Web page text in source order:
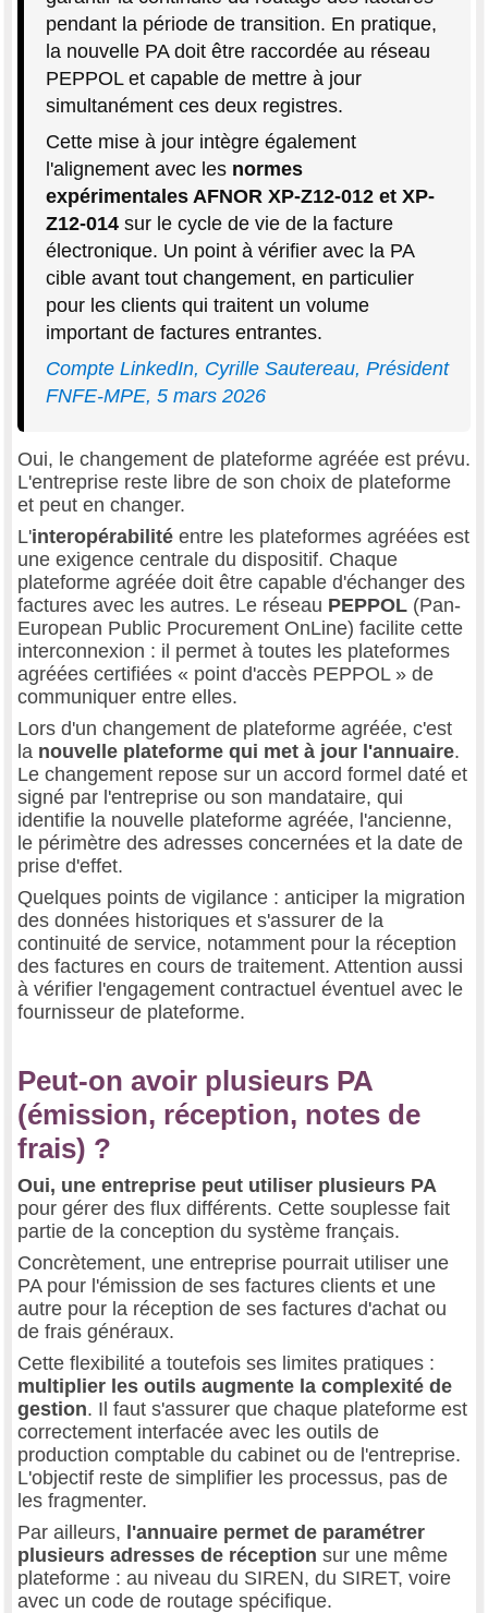
pendant la période de transition. En pratique,
la nouvelle PA doit être raccordée au réseau
PEPPOL et capable de mettre à jour
simultanément ces deux registres.
Cette mise à jour intègre également
l'alignement avec les normes
expérimentales AFNOR XP-Z12-012 et XP-
Z12-014 sur le cycle de vie de la facture
électronique. Un point à vérifier avec la PA
cible avant tout changement, en particulier
pour les clients qui traitent un volume
important de factures entrantes.
Compte LinkedIn, Cyrille Sautereau, Président
FNFE-MPE, 5 mars 2026
Oui, le changement de plateforme agréée est prévu.
L'entreprise reste libre de son choix de plateforme
et peut en changer.
L'interopérabilité entre les plateformes agréées est
une exigence centrale du dispositif. Chaque
plateforme agréée doit être capable d'échanger des
factures avec les autres. Le réseau PEPPOL (Pan-
European Public Procurement OnLine) facilite cette
interconnexion : il permet à toutes les plateformes
agréées certifiées « point d'accès PEPPOL » de
communiquer entre elles.
Lors d'un changement de plateforme agréée, c'est
la nouvelle plateforme qui met à jour l'annuaire.
Le changement repose sur un accord formel daté et
signé par l'entreprise ou son mandataire, qui
identifie la nouvelle plateforme agréée, l'ancienne,
le périmètre des adresses concernées et la date de
prise d'effet.
Quelques points de vigilance : anticiper la migration
des données historiques et s'assurer de la
continuité de service, notamment pour la réception
des factures en cours de traitement. Attention aussi
à vérifier l'engagement contractuel éventuel avec le
fournisseur de plateforme.
Peut-on avoir plusieurs PA
(émission, réception, notes de
frais) ?
Oui, une entreprise peut utiliser plusieurs PA
pour gérer des flux différents. Cette souplesse fait
partie de la conception du système français.
Concrètement, une entreprise pourrait utiliser une
PA pour l'émission de ses factures clients et une
autre pour la réception de ses factures d'achat ou
de frais généraux.
Cette flexibilité a toutefois ses limites pratiques :
multiplier les outils augmente la complexité de
gestion. Il faut s'assurer que chaque plateforme est
correctement interfacée avec les outils de
production comptable du cabinet ou de l'entreprise.
L'objectif reste de simplifier les processus, pas de
les fragmenter.
Par ailleurs, l'annuaire permet de paramétrer
plusieurs adresses de réception sur une même
plateforme : au niveau du SIREN, du SIRET, voire
avec un code de routage spécifique.